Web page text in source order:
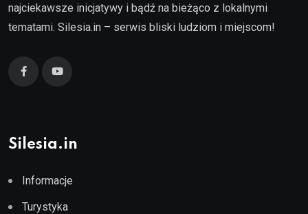
najciekawsze inicjatywy i bądź na bieżąco z lokalnymi
tematami. Silesia.in – serwis bliski ludziom i miejscom!
Silesia.in
Informacje
Turystyka